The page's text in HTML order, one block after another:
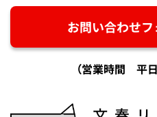
お問い合わせ
（営業時間 平